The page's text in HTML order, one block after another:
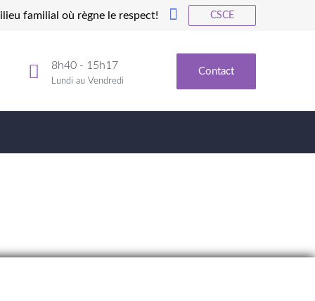
familial où règne le respect! CSCE
8h40 - 15h17
Lundi au Vendredi
Contact